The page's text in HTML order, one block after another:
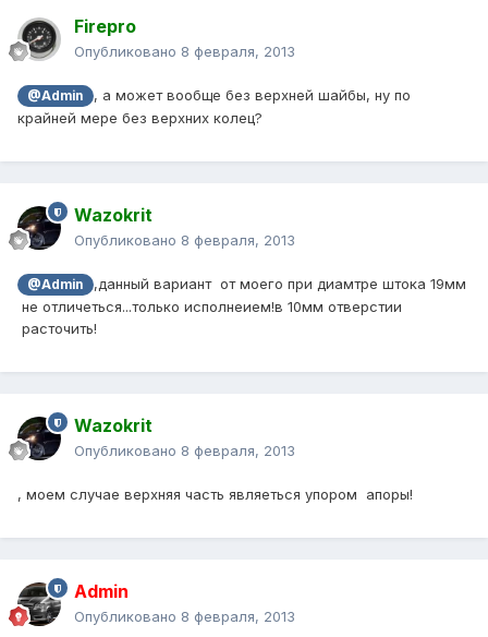
Firepro
Опубликовано 8 февраля, 2013
@Admin
, а может вообще без верхней шайбы, ну по
крайней мере без верхних колец?
Wazokrit
Опубликовано 8 февраля, 2013
@Admin
,данный вариант от моего при диамтре штока 19мм
не отличеться...только исполнеием!в 10мм отверстии
расточить!
Wazokrit
Опубликовано 8 февраля, 2013
, моем случае верхняя часть являеться упором апоры!
Admin
Опубликовано 8 февраля, 2013